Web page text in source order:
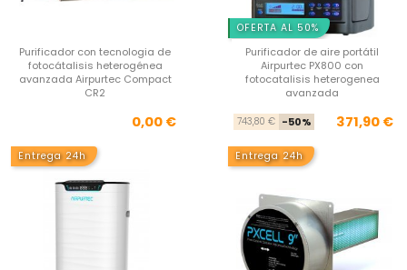
Purificador con tecnologia de
fotocátalisis heterogénea
avanzada Airpurtec Compact
CR2
Precio
0,00 €
OFERTA AL 50%
Purificador de aire portátil
Airpurtec PX800 con
fotocatalisis heterogenea
avanzada
743,80 € -50% 371,90 €
Entrega 24h Entrega 24h